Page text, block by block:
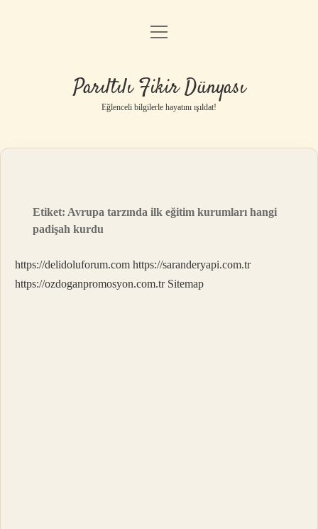
Anasayfa
Yasal Uyarı
menüyü
Parıltılı Fikir Dünyası
Eğlenceli bilgilerle hayatını ışıldat!
Etiket: Avrupa tarzında ilk eğitim kurumları hangi
padişah kurdu
https://delidoluforum.com https://saranderyapi.com.tr
https://ozdoganpromosyon.com.tr Sitemap